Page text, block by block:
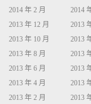
2014 年 2 月
2014
2013 年 12 月
2013
2013 年 10 月
2013
2013 年 8 月
2013
2013 年 6 月
2013
2013 年 4 月
2013
2013 年 2 月
2013